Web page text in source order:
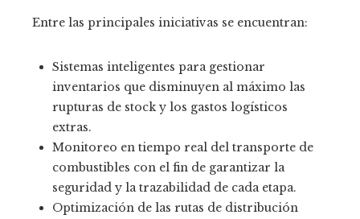
Entre las principales iniciativas se encuentran:
Sistemas inteligentes para gestionar
inventarios que disminuyen al máximo las
rupturas de stock y los gastos logísticos
extras.
Monitoreo en tiempo real del transporte de
combustibles con el fin de garantizar la
seguridad y la trazabilidad de cada etapa.
Optimización de las rutas de distribución